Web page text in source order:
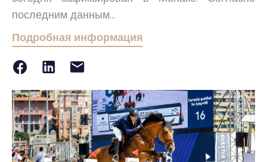
последним данным...
Подробная информация